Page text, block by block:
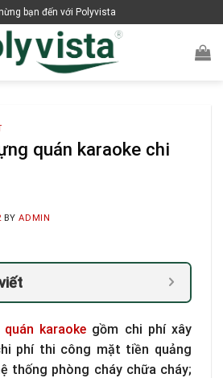
bạn đến với Polyvista
quán karaoke chi
BYADMIN
karaoke gồm chi phí xây
phí thi công mặt tiền quảng
thống phòng cháy chữa cháy;